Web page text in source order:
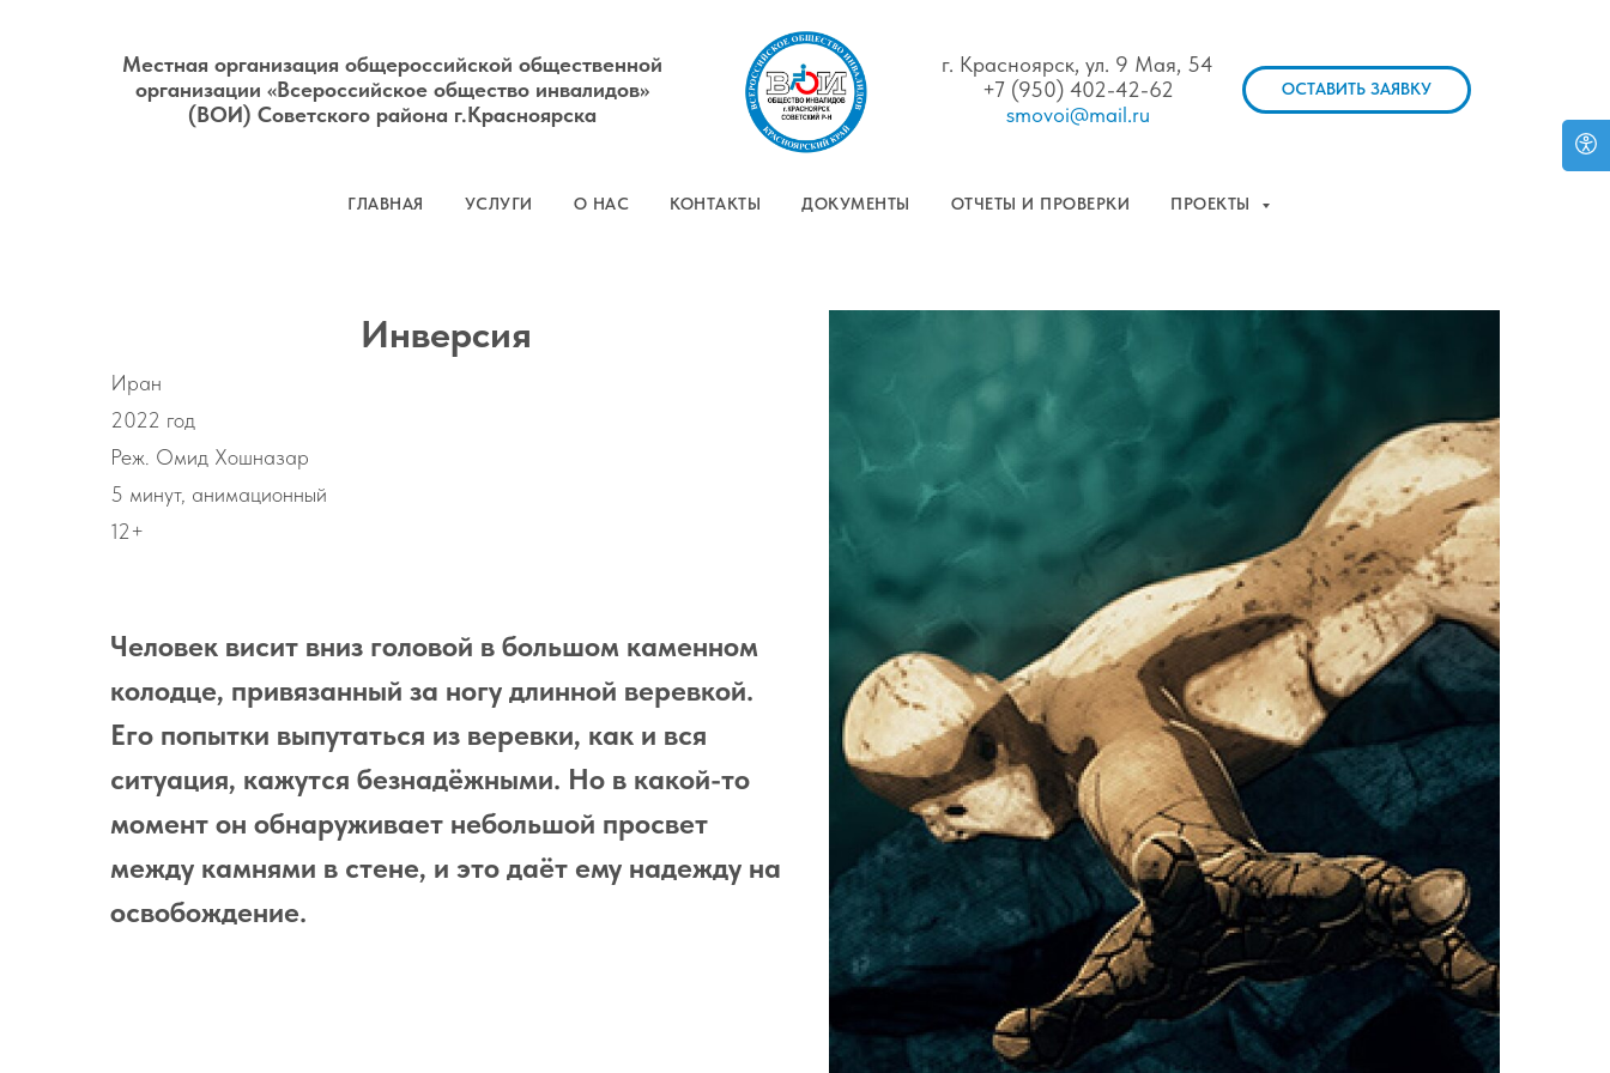
Местная организация общероссийской общественной
организации «Всероссийское общество инвалидов»
(ВОИ) Советского района г.Красноярска
г. Красноярск, ул. 9 Мая, 54
+7 (950) 402-42-62
smovoi@mail.ru
ОСТАВИТЬ ЗАЯВКУ
ГЛАВНАЯ УСЛУГИ О НАС КОНТАКТЫ ДОКУМЕНТЫ ОТЧЕТЫ И ПРОВЕРКИ ПРОЕКТЫ
Инверсия
Иран
2022 год
Реж. Омид Хошназар
5 минут, анимационный
12+
Человек висит вниз головой в большом каменном
колодце, привязанный за ногу длинной веревкой.
Его попытки выпутаться из веревки, как и вся
ситуация, кажутся безнадёжными. Но в какой-то
момент он обнаруживает небольшой просвет
между камнями в стене, и это даёт ему надежду на
освобождение.